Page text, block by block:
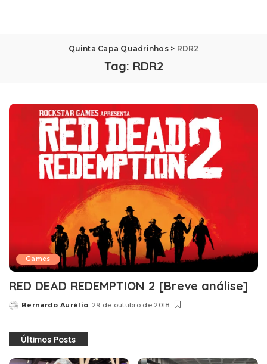
Quinta Capa Quadrinhos> RDR2
Tag: RDR2
Games
RED DEAD REDEMPTION 2 [Breve análise]
Posted
Bernardo Aurélio 29 de outubro de 2018
Últimos Posts